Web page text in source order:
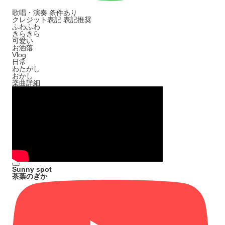
歌唱・演奏 条件あり
クレジット表記 表記推奨
ふわふわ
きらきら
可愛い
お洒落
Vlog
日常
わたがし
おかし
楽曲詳細
Sunny spot
茶葉のぎか